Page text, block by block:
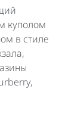
куполом
в стиле